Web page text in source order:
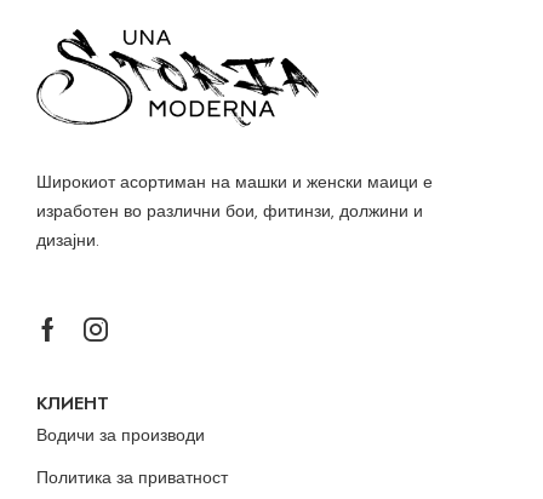
Широкиот асортиман на машки и женски маици е
изработен во различни бои, фитинзи, должини и
дизајни.
КЛИЕНТ
Водичи за производи
Политика за приватност